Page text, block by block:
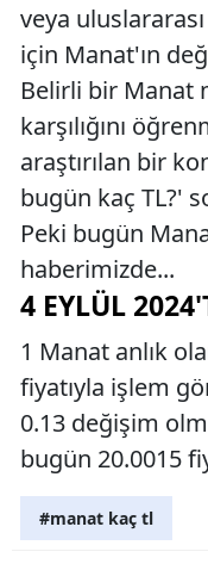
veya
için Manat'ın
Belirli bir Manat
karşılığını
araştırılan bir
bugün kaç TL?'
Peki bugün
haberimizde...
4 EYLÜL
1 Manat anlık
fiyatıyla işlem
0.13 değişim
bugün 20.0015
#manat kaç tl